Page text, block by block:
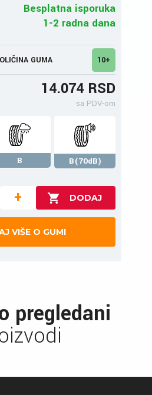
Besplatna isporuka
1-2 radna dana
GUMA 10+
14.074 RSD
sa PDV-om
B
B(70dB)
+
VIŠE O GUMI
pregledani